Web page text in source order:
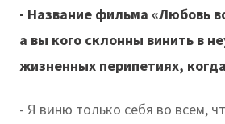
- Название фильма «Любовь
а вы кого склонны винить в
жизненных перипетиях,
- Я виню только себя во всем,